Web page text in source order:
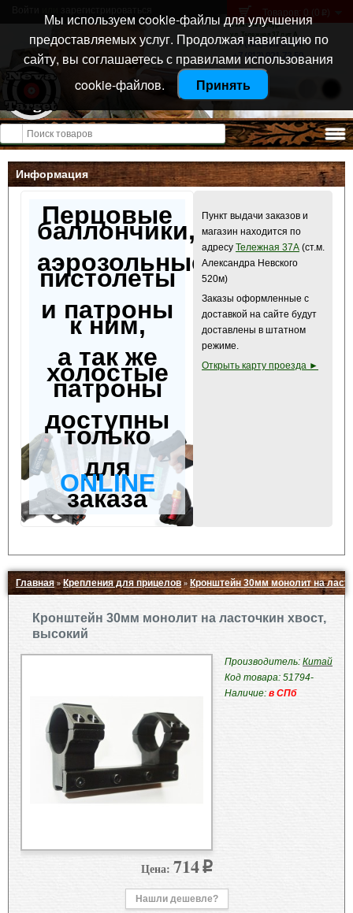
Санкт-Петербург
ул. Тележная 37 лит А
+7 (911) 021-04-08
+7 (812) 921-73-50
Товаров: 0 (0 p )
Открыть меню
Информация
Перцовые
баллончики,
аэрозольные
пистолеты
и патроны
к ним,
а так же
холостые
патроны
доступны
только
для
ONLINE
заказа
Пункт выдачи заказов и
магазин находится по
адресу Тележная 37А (ст.м.
Александра Невского
520м)
Заказы оформленные с
доставкой на сайте будут
доставлены в штатном
режиме.
Открыть карту проезда ►
Главная»Крепления для прицелов» Кронштейн 30мм монолит на
Кронштейн 30мм монолит на ласточкин хвост,
высокий
Производитель: Китай
Код товара: 51794-
Наличие: в СПб
Цена: 714p
Нашли дешевле?
Мы используем cookie-файлы для улучшения
предоставляемых услуг. Продолжая навигацию по
сайту, вы соглашаетесь с правилами использования
cookie-файлов.
Принять